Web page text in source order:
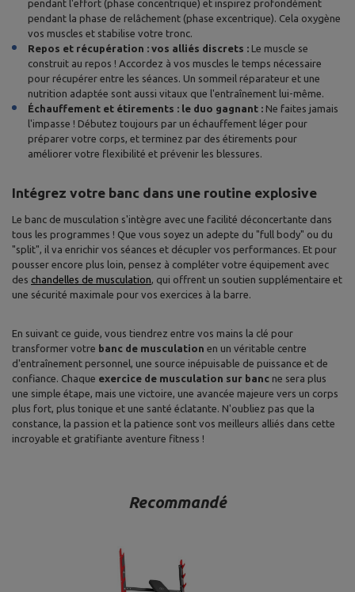
pendant l'effort (phase concentrique) et inspirez profondément
pendant la phase de relâchement (phase excentrique). Cela oxygène
vos muscles et stabilise votre tronc.
Repos et récupération : vos alliés discrets : Le muscle se
construit au repos ! Accordez à vos muscles le temps nécessaire
pour récupérer entre les séances. Un sommeil réparateur et une
nutrition adaptée sont aussi vitaux que l'entraînement lui-même.
Échauffement et étirements : le duo gagnant : Ne faites jamais
l'impasse ! Débutez toujours par un échauffement léger pour
préparer votre corps, et terminez par des étirements pour
améliorer votre flexibilité et prévenir les blessures.
Intégrez votre banc dans une routine explosive
Le banc de musculation s'intègre avec une facilité déconcertante dans
tous les programmes ! Que vous soyez un adepte du "full body" ou du
"split", il va enrichir vos séances et décupler vos performances. Et pour
pousser encore plus loin, pensez à compléter votre équipement avec
des chandelles de musculation , qui offrent un soutien supplémentaire et
une sécurité maximale pour vos exercices à la barre.
En suivant ce guide, vous tiendrez entre vos mains la clé pour
transformer votre banc de musculation en un véritable centre
d'entraînement personnel, une source inépuisable de puissance et de
confiance. Chaque exercice de musculation sur banc ne sera plus
une simple étape, mais une victoire, une avancée majeure vers un corps
plus fort, plus tonique et une santé éclatante. N'oubliez pas que la
constance, la passion et la patience sont vos meilleurs alliés dans cette
incroyable et gratifiante aventure fitness !
Recommandé